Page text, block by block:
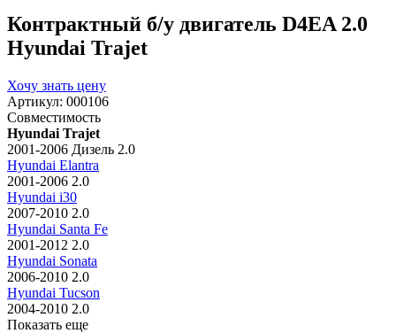
Контрактный б/у двигатель D4EA 2.0
Hyundai Trajet
Хочу знать цену
Артикул: 000106
Совместимость
Hyundai Trajet
2001-2006 Дизель 2.0
Hyundai Elantra
2001-2006 2.0
Hyundai i30
2007-2010 2.0
Hyundai Santa Fe
2001-2012 2.0
Hyundai Sonata
2006-2010 2.0
Hyundai Tucson
2004-2010 2.0
Показать еще